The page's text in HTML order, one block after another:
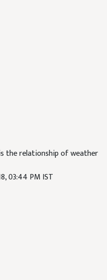
the relationship of weather
03:44 PM IST